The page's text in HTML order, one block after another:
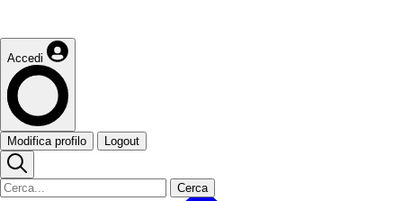
Accedi
Modifica profilo Logout
Cerca